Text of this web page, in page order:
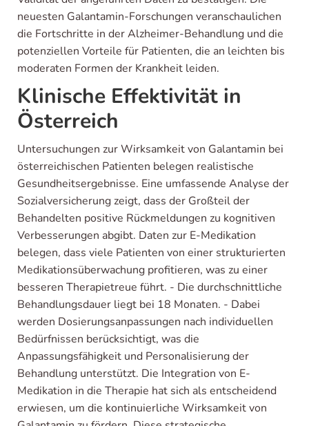
neuesten Galantamin-Forschungen veranschaulichen
die Fortschritte in der Alzheimer-Behandlung und die
potenziellen Vorteile für Patienten, die an leichten bis
moderaten Formen der Krankheit leiden.
Klinische Effektivität in
Österreich
Untersuchungen zur Wirksamkeit von Galantamin bei
österreichischen Patienten belegen realistische
Gesundheitsergebnisse. Eine umfassende Analyse der
Sozialversicherung zeigt, dass der Großteil der
Behandelten positive Rückmeldungen zu kognitiven
Verbesserungen abgibt. Daten zur E-Medikation
belegen, dass viele Patienten von einer strukturierten
Medikationsüberwachung profitieren, was zu einer
besseren Therapietreue führt. - Die durchschnittliche
Behandlungsdauer liegt bei 18 Monaten. - Dabei
werden Dosierungsanpassungen nach individuellen
Bedürfnissen berücksichtigt, was die
Anpassungsfähigkeit und Personalisierung der
Behandlung unterstützt. Die Integration von E-
Medikation in die Therapie hat sich als entscheidend
erwiesen, um die kontinuierliche Wirksamkeit von